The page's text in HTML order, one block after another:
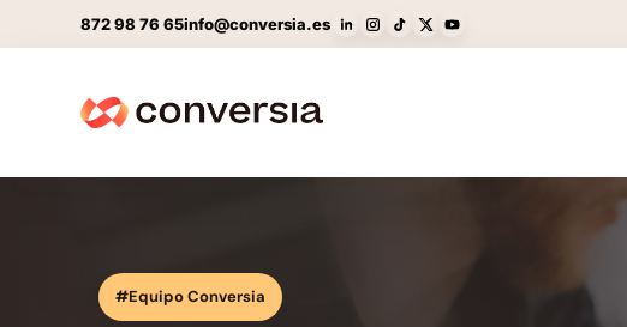
872 98 76 65info@conversia.es
#Equipo Conversia